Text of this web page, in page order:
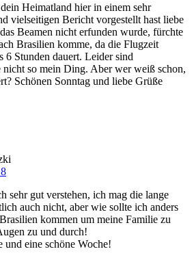
Heimatland hier in einem sehr
vielseitigen Bericht vorgestellt hast liebe
Beamen nicht erfunden wurde, fürchte
Brasilien komme, da die Flugzeit
6 Stunden dauert. Leider sind
nicht so mein Ding. Aber wer weiß schon,
Schönen Sonntag und liebe Grüße
sehr gut verstehen, ich mag die lange
auch nicht, aber wie sollte ich anders
kommen um meine Familie zu
zu und durch!
und eine schöne Woche!